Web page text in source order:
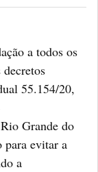
a todos os
55.154/20,
Grande do
para evitar a
a